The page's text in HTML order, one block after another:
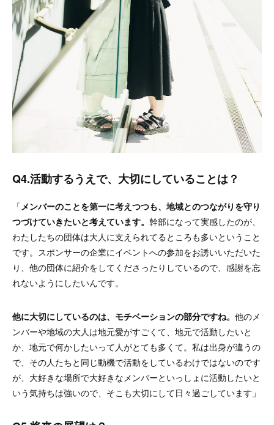
Q4.活動するうえで、大切にしていることは？
「メンバーのことを第一に考えつつも、地域とのつながりを守り
つづけていきたいと考えています。 幹部になって実感したのが、
わたしたちの団体は大人に支えられてるところも多いということ
です。スポンサーの企業にイベントへの参加をお誘いいただいた
り、他の団体に紹介をしてくださったりしているので、感謝を忘
れないようにしたいんです。
他に大切にしているのは、モチベーションの部分ですね。 他のメ
ンバーや地域の大人は地元愛がすごくて、地元で活動したいと
か、地元で何かしたいって人がとても多くて。私は出身が違うの
で、その人たちと同じ動機で活動をしているわけではないのです
が、大好きな場所で大好きなメンバーといっしょに活動したいと
いう気持ちは強いので、そこも大切にして日々過ごしています」